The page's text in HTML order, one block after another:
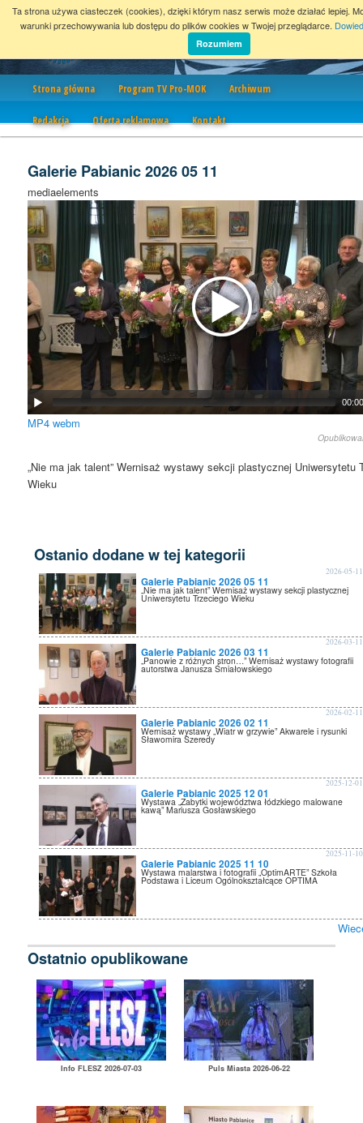
Strona główna Program TV Pro-MOK Archiwum
Redakcja Oferta reklamowa Kontakt
Galerie Pabianic 2026 05 11
mediaelements
MP4 webm
„Nie ma jak talent” Wernisaż wystawy sekcji plastycznej Uniwersytetu
Wieku
Ostanio dodane w tej kategorii
Galerie Pabianic 2026 05 11
2026-05-11
„Nie ma jak talent” Wernisaż wystawy sekcji plastycznej
Uniwersytetu Trzeciego Wieku
Galerie Pabianic 2026 03 11
2026-03-11
„Panowie z różnych stron…” Wernisaż wystawy fotografii
autorstwa Janusza Śmiałowskiego
Galerie Pabianic 2026 02 11
2026-02-11
Wernisaż wystawy „Wiatr w grzywie” Akwarele i rysunki
Sławomira Szeredy
Galerie Pabianic 2025 12 01
2025-12-01
Wystawa „Zabytki województwa łódzkiego malowane
kawą” Mariusza Gosławskiego
Galerie Pabianic 2025 11 10
2025-11-10
Wystawa malarstwa i fotografii „OptimARTE” Szkoła
Podstawa i Liceum Ogólnokształcące OPTIMA
Ostatnio opublikowane
Info FLESZ 2026-07-03 Puls Miasta 2026-06-22
Ta strona używa ciasteczek (cookies), dzięki którym nasz serwis może działać lepiej.
warunki przechowywania lub dostępu do plików cookies w Twojej przeglądarce.
Rozumiem